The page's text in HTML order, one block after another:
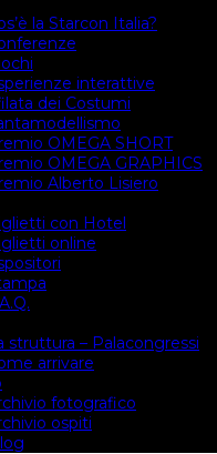
la Starcon Italia?
interattive
dei Costumi
OMEGA SHORT
OMEGA GRAPHICS
Alberto Lisiero
con Hotel
online
struttura – Palacongressi
arrivare
fotografico
ospiti